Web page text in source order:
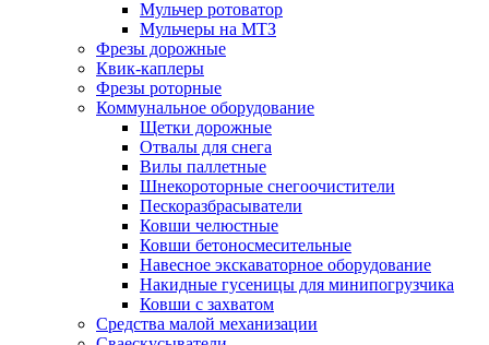
Мульчер ротоватор
Мульчеры на МТЗ
Фрезы дорожные
Квик-каплеры
Фрезы роторные
Коммунальное оборудование
Щетки дорожные
Отвалы для снега
Вилы паллетные
Шнекороторные снегоочистители
Пескоразбрасыватели
Ковши челюстные
Ковши бетоносмесительные
Навесное экскаваторное оборудование
Накидные гусеницы для минипогрузчика
Ковши с захватом
Средства малой механизации